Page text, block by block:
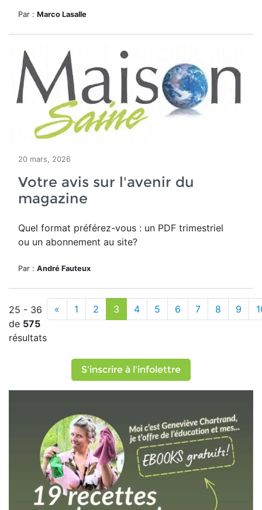
Par : Marco Lasalle
20 mars, 2026
Votre avis sur l'avenir du
magazine
Quel format préférez-vous : un PDF trimestriel
ou un abonnement au site?
Par : André Fauteux
25 - 36
de 575
résultats
« 1 2 3 4 5 6 7 8 9
S'inscrire à l'infolettre